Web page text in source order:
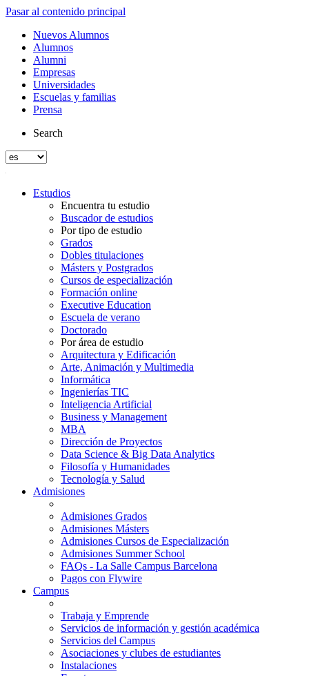
Pasar al contenido principal
Nuevos Alumnos
Alumnos
Alumni
Empresas
Universidades
Escuelas y familias
Prensa
Search
Estudios
Encuentra tu estudio
Buscador de estudios
Por tipo de estudio
Grados
Dobles titulaciones
Másters y Postgrados
Cursos de especialización
Formación online
Executive Education
Escuela de verano
Doctorado
Por área de estudio
Arquitectura y Edificación
Arte, Animación y Multimedia
Informática
Ingenierías TIC
Inteligencia Artificial
Business y Management
MBA
Dirección de Proyectos
Data Science & Big Data Analytics
Filosofía y Humanidades
Tecnología y Salud
Admisiones
Admisiones Grados
Admisiones Másters
Admisiones Cursos de Especialización
Admisiones Summer School
FAQs - La Salle Campus Barcelona
Pagos con Flywire
Campus
Trabaja y Emprende
Servicios de información y gestión académica
Servicios del Campus
Asociaciones y clubes de estudiantes
Instalaciones